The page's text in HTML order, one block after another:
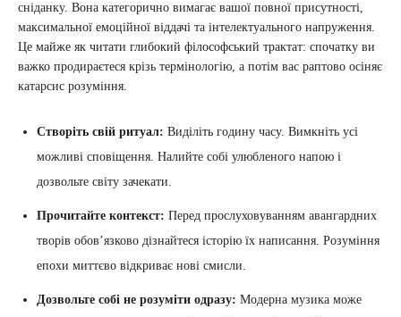
сніданку. Вона категорично вимагає вашої повної присутності,
максимальної емоційної віддачі та інтелектуального напруження.
Це майже як читати глибокий філософський трактат: спочатку ви
важко продираєтеся крізь термінологію, а потім вас раптово осіняє
катарсис розуміння.
Створіть свій ритуал: Виділіть годину часу. Вимкніть усі
можливі сповіщення. Налийте собі улюбленого напою і
дозвольте світу зачекати.
Прочитайте контекст: Перед прослуховуванням авангардних
творів обов’язково дізнайтеся історію їх написання. Розуміння
епохи миттєво відкриває нові смисли.
Дозвольте собі не розуміти одразу: Модерна музика може